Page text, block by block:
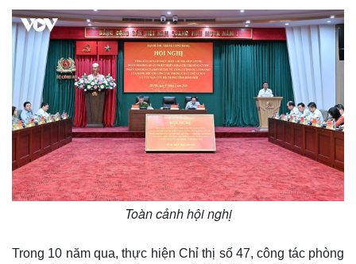
Toàn cảnh hội nghị
Trong 10 năm qua, thực hiện Chỉ thị số 47, công tác phòng